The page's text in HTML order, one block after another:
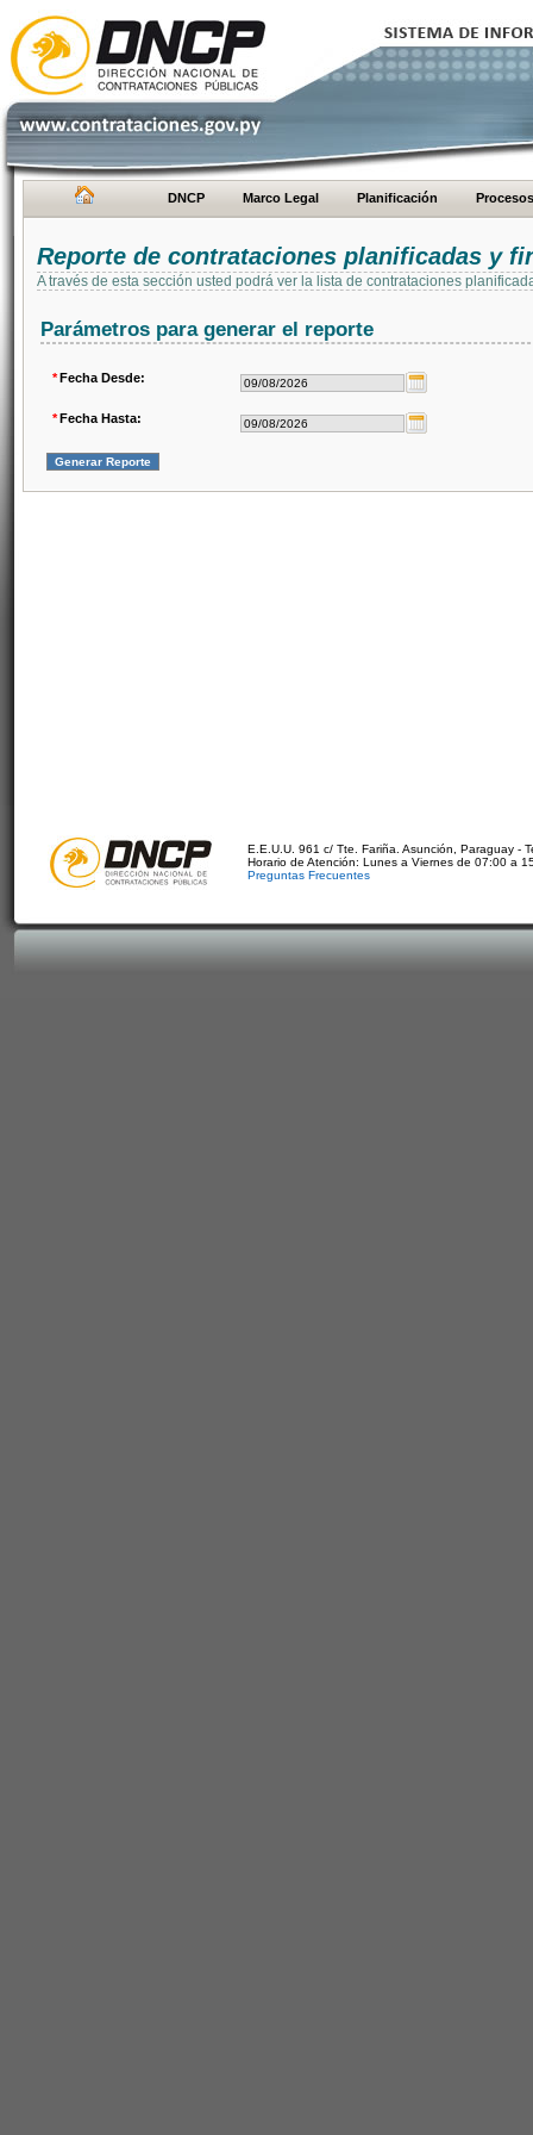
DNCP Marco Legal Planificación Procesos
Reporte de contrataciones planificadas y
A través de esta sección usted podrá ver la lista de contrataciones
Parámetros para generar el reporte
*Fecha Desde:
*Fecha Hasta:
E.E.U.U. 961 c/ Tte. Fariña. Asunción, Paraguay -
Horario de Atención: Lunes a Viernes de 07:00 a
Preguntas Frecuentes